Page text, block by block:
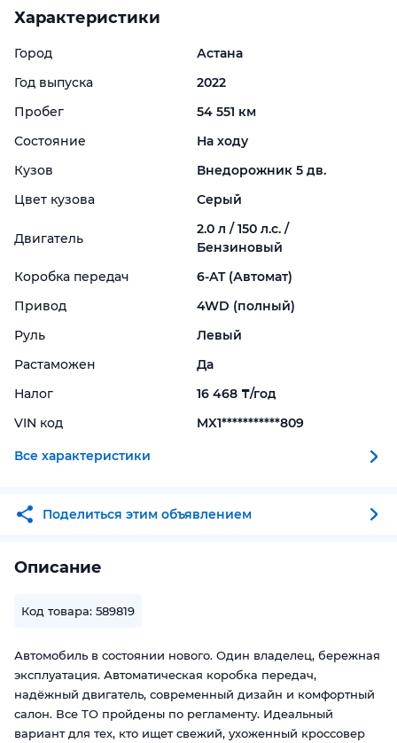
Характеристики
Город
Астана
Год выпуска
2022
Пробег
54 551 км
Состояние
На ходу
Кузов
Внедорожник 5 дв.
Цвет кузова
Серый
Двигатель
2.0 л / 150 л.с. /
Бензиновый
Коробка передач
6-AT (Автомат)
Привод
4WD (полный)
Руль
Левый
Растаможен
Да
Налог
16 468 ₸/год
VIN код
MX1***********809
Все характеристики
Поделиться этим объявлением
Описание
Код товара: 589819
Автомобиль в состоянии нового. Один владелец, бережная
эксплуатация. Автоматическая коробка передач,
надёжный двигатель, современный дизайн и комфортный
салон. Все ТО пройдены по регламенту. Идеальный
вариант для тех, кто ищет свежий, ухоженный кроссовер